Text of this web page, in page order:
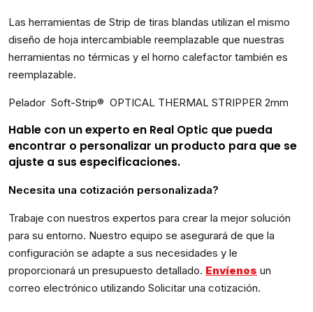
Las herramientas de Strip de tiras blandas utilizan el mismo
diseño de hoja intercambiable reemplazable que nuestras
herramientas no térmicas y el horno calefactor también es
reemplazable.
Pelador Soft-Strip® OPTICAL THERMAL STRIPPER 2mm
Hable con un experto en Real Optic que pueda
encontrar o personalizar un producto para que se
ajuste a sus especificaciones.
Necesita una cotización personalizada?
Trabaje con nuestros expertos para crear la mejor solución
para su entorno. Nuestro equipo se asegurará de que la
configuración se adapte a sus necesidades y le
proporcionará un presupuesto detallado. Envíenos un
correo electrónico utilizando Solicitar una cotización.